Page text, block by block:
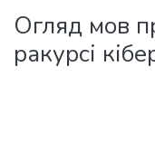
Огляд мов
ракурсі